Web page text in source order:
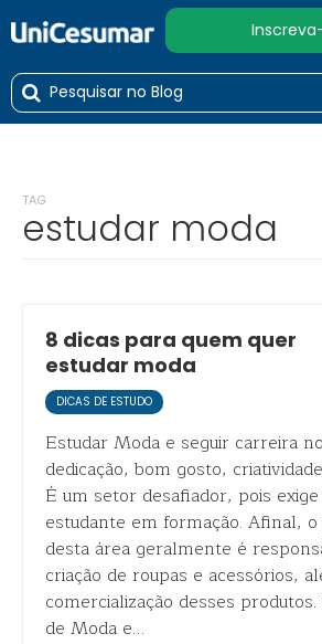
TAG
estudar moda
8 dicas para quem quer
estudar moda
DICAS DE ESTUDO
Estudar Moda e seguir carreira
dedicação, bom gosto,
É um setor desafiador, pois
estudante em formação. Afinal,
desta área geralmente é
criação de roupas e acessórios,
comercialização desses
de Moda e…